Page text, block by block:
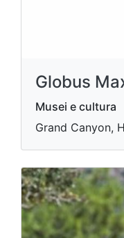
Globus
Musei e cultura
Grand Canyon,